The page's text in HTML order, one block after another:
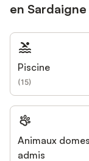
en Sardaigne
Piscine
(15)
Animaux
admis